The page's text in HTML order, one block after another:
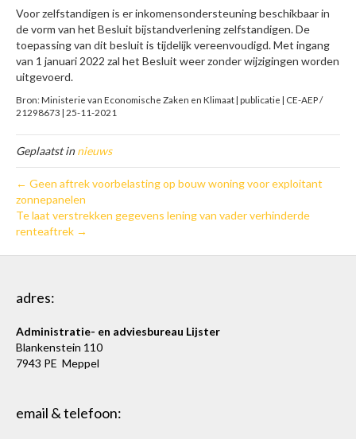
Voor zelfstandigen is er inkomensondersteuning beschikbaar in
de vorm van het Besluit bijstandverlening zelfstandigen. De
toepassing van dit besluit is tijdelijk vereenvoudigd. Met ingang
van 1 januari 2022 zal het Besluit weer zonder wijzigingen worden
uitgevoerd.
Bron: Ministerie van Economische Zaken en Klimaat | publicatie | CE-AEP /
21298673 | 25-11-2021
Geplaatst innieuws
← Geen aftrek voorbelasting op bouw woning voor exploitant
zonnepanelen
Te laat verstrekken gegevens lening van vader verhinderde
renteaftrek →
adres:
Administratie- en adviesbureau Lijster
Blankenstein 110
7943 PE Meppel
email & telefoon: